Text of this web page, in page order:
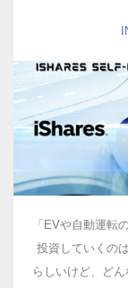
「EVや自動運転
投資していくの
らしいけど、ど